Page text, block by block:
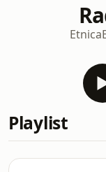
Etnica
Playlist